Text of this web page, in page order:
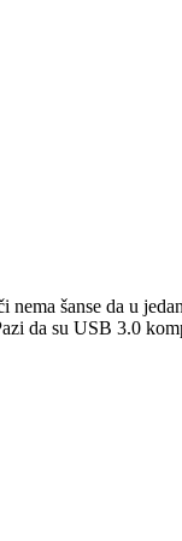
šanse da u
da su USB 3.0